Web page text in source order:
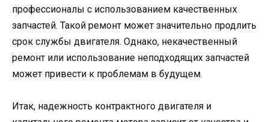
профессионалы с использованием качественных
запчастей. Такой ремонт может значительно продлить
срок службы двигателя. Однако, некачественный
ремонт или использование неподходящих запчастей
может привести к проблемам в будущем.
Итак, надежность контрактного двигателя и